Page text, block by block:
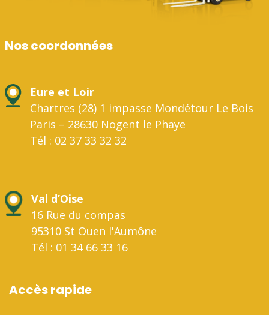
Nos coordonnées
Eure et Loir
Chartres (28) 1 impasse Mondétour Le Bois
Paris – 28630 Nogent le Phaye
Tél : 02 37 33 32 32
Val d’Oise
16 Rue du compas
95310 St Ouen l'Aumône
Tél : 01 34 66 33 16
Accès rapide